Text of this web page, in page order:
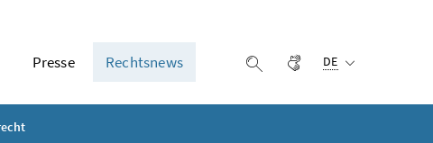
Presse Rechtsnews Suche einblenden
Gebärdensprache
DE